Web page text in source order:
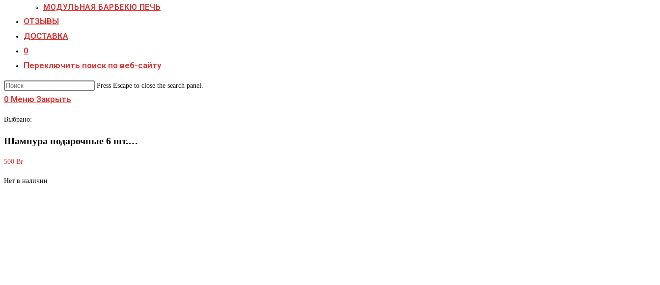
МОДУЛЬНАЯ БАРБЕКЮ ПЕЧЬ
ОТЗЫВЫ
ДОСТАВКА
0
Переключить поиск по веб-сайту
Press Escape to close the search panel.
0 Меню Закрыть
Выбрано:
Шампура подарочные 6 шт.…
500 Br
Нет в наличии